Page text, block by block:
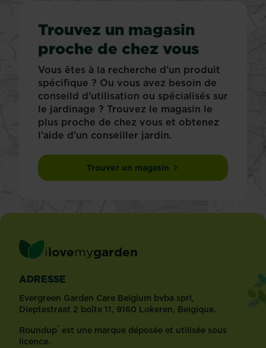
Trouvez un magasin
proche de chez vous
Vous êtes à la recherche d’un produit
spécifique ? Ou vous avez besoin de
conseild d’utilisation ou spécialisés sur
le jardinage ? Trouvez le magasin le
plus proche de chez vous et obtenez
l’aide d’un conseiller jardin.
Trouver un magasin
ilovemygarden
ADRESSE
Evergreen Garden Care Belgium bvba sprl,
Dieptestraat 2 boîte 11, 9160 Lokeren, Belgique.
Roundup® est une marque déposée et utilisée sous
licence.